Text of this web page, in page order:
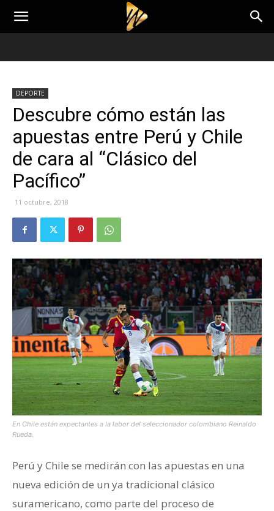
DEPORTE
Descubre cómo están las
apuestas entre Perú y Chile
de cara al “Clásico del
Pacífico”
11 octubre, 2018
En Chile están expectantes a la labor del seleccionador colombiano Reinaldo
Rueda.
Perú y Chile se medirán con las apuestas en una
nueva edición de un ya tradicional clásico
suramericano, como parte del proceso de